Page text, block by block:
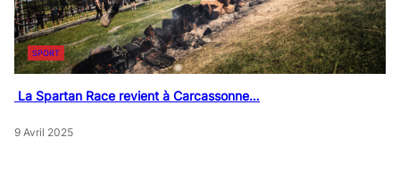
SPORT
La Spartan Race revient à Carcassonne…
9 Avril 2025